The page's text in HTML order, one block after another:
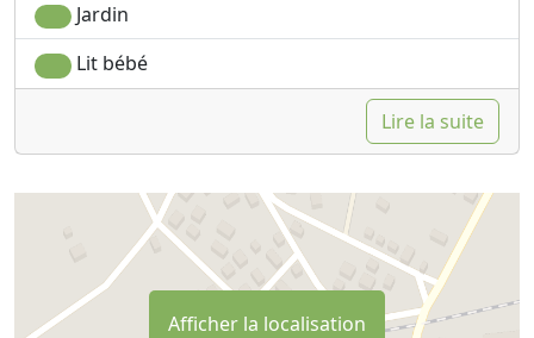
Jardin
Lit bébé
Lire la suite
Afficher la localisation